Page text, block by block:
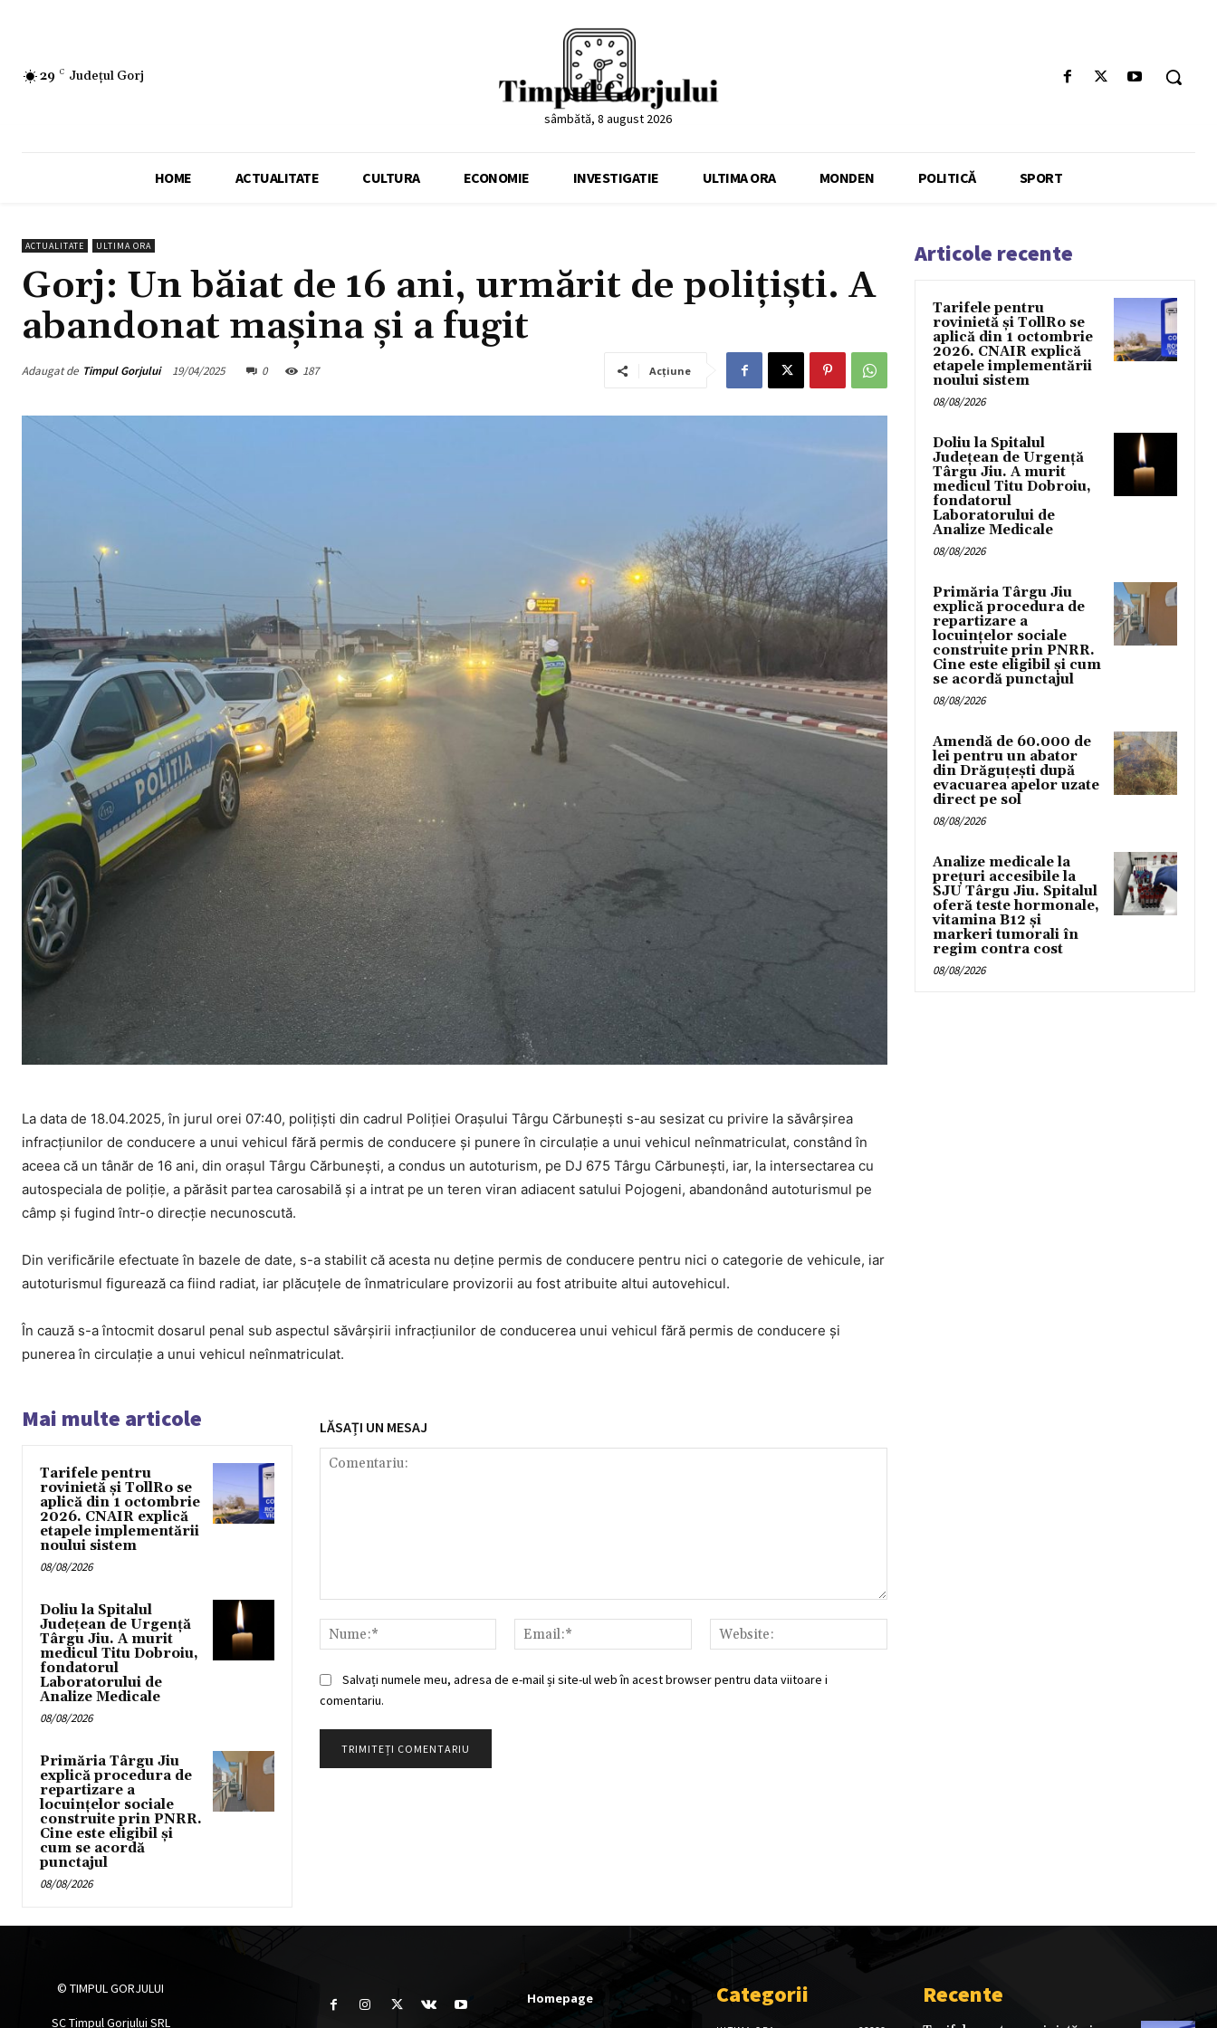
29 C Județul Gorj
sâmbătă, 8 august 2026
HOME ACTUALITATE CULTURA ECONOMIE INVESTIGATIE ULTIMA ORA MONDEN POLITICĂ SPORT
ACTUALITATE ULTIMA ORA
Gorj: Un băiat de 16 ani, urmărit de polițiști. A
abandonat mașina și a fugit
Adaugat de Timpul Gorjului 19/04/2025 0 187 Acțiune
La data de 18.04.2025, în jurul orei 07:40, polițiști din cadrul Poliției Orașului Târgu Cărbunești s-au sesizat cu privire la săvârșirea
infracțiunilor de conducere a unui vehicul fără permis de conducere și punere în circulație a unui vehicul neînmatriculat, constând în
aceea că un tânăr de 16 ani, din orașul Târgu Cărbunești, a condus un autoturism, pe DJ 675 Târgu Cărbunești, iar, la intersectarea cu
autospeciala de poliție, a părăsit partea carosabilă și a intrat pe un teren viran adiacent satului Pojogeni, abandonând autoturismul pe
câmp și fugind într-o direcție necunoscută.
Din verificările efectuate în bazele de date, s-a stabilit că acesta nu deține permis de conducere pentru nici o categorie de vehicule, iar
autoturismul figurează ca fiind radiat, iar plăcuțele de înmatriculare provizorii au fost atribuite altui autovehicul.
În cauză s-a întocmit dosarul penal sub aspectul săvârşirii infracţiunilor de conducerea unui vehicul fără permis de conducere și
punerea în circulație a unui vehicul neînmatriculat.
Mai multe articole
Tarifele pentru
rovinietă și TollRo se
aplică din 1 octombrie
2026. CNAIR explică
etapele implementării
noului sistem
08/08/2026
Doliu la Spitalul
Județean de Urgență
Târgu Jiu. A murit
medicul Titu Dobroiu,
fondatorul
Laboratorului de
Analize Medicale
08/08/2026
Primăria Târgu Jiu
explică procedura de
repartizare a
locuințelor sociale
construite prin PNRR.
Cine este eligibil și
cum se acordă
punctajul
08/08/2026
LĂSAȚI UN MESAJ
Nume:*
Email:*
Salvați numele meu, adresa de e-mail și site-ul web în acest browser pentru data viitoare i
comentariu.
Articole recente
Tarifele pentru
rovinietă și TollRo se
aplică din 1 octombrie
2026. CNAIR explică
etapele implementării
noului sistem
08/08/2026
Doliu la Spitalul
Județean de Urgență
Târgu Jiu. A murit
medicul Titu Dobroiu,
fondatorul
Laboratorului de
Analize Medicale
08/08/2026
Primăria Târgu Jiu
explică procedura de
repartizare a
locuințelor sociale
construite prin PNRR.
Cine este eligibil și cum
se acordă punctajul
08/08/2026
Amendă de 60.000 de
lei pentru un abator
din Drăguțești după
evacuarea apelor uzate
direct pe sol
08/08/2026
Analize medicale la
prețuri accesibile la
SJU Târgu Jiu. Spitalul
oferă teste hormonale,
vitamina B12 și
markeri tumorali în
regim contra cost
08/08/2026
© TIMPUL GORJULUI
SC Timpul Gorjului SRL
Homepage Categorii Recente